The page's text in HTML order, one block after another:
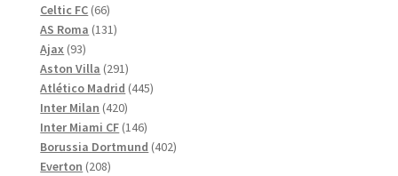
Celtic FC 6666
produkter
AS Roma 131131
Ajax 9393
produkter
Aston Villa 291291
produkter
Atlético Madrid 445445
Inter Milan 420420
produkter
Inter Miami CF 146146
produkter
Borussia Dortmund 402402
Everton 208208